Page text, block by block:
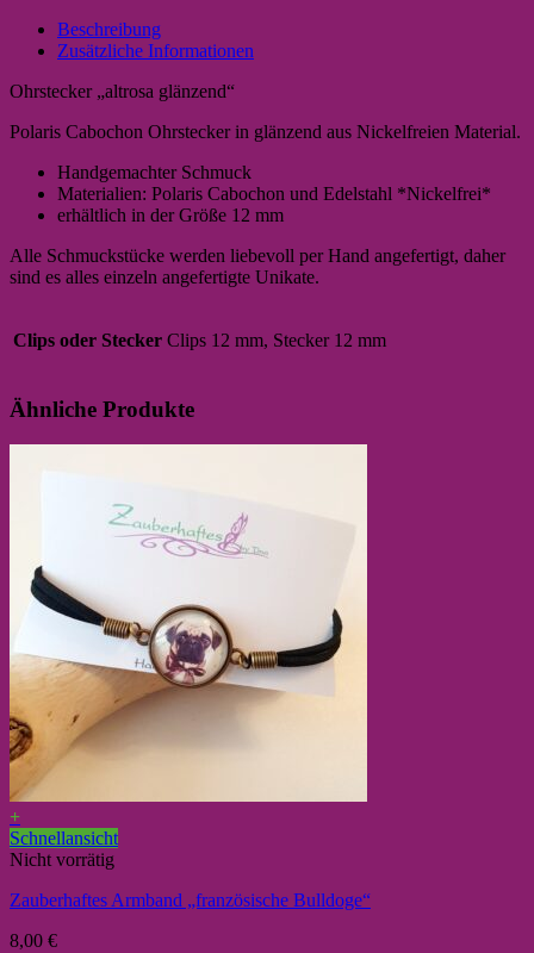
Beschreibung
Zusätzliche Informationen
Ohrstecker „altrosa glänzend“
Polaris Cabochon Ohrstecker in glänzend aus Nickelfreien Material.
Handgemachter Schmuck
Materialien: Polaris Cabochon und Edelstahl *Nickelfrei*
erhältlich in der Größe 12 mm
Alle Schmuckstücke werden liebevoll per Hand angefertigt, daher
sind es alles einzeln angefertigte Unikate.
Clips oder Stecker Clips 12 mm, Stecker 12 mm
Ähnliche Produkte
+
Schnellansicht
Nicht vorrätig
Zauberhaftes Armband „französische Bulldoge“
8,00 €